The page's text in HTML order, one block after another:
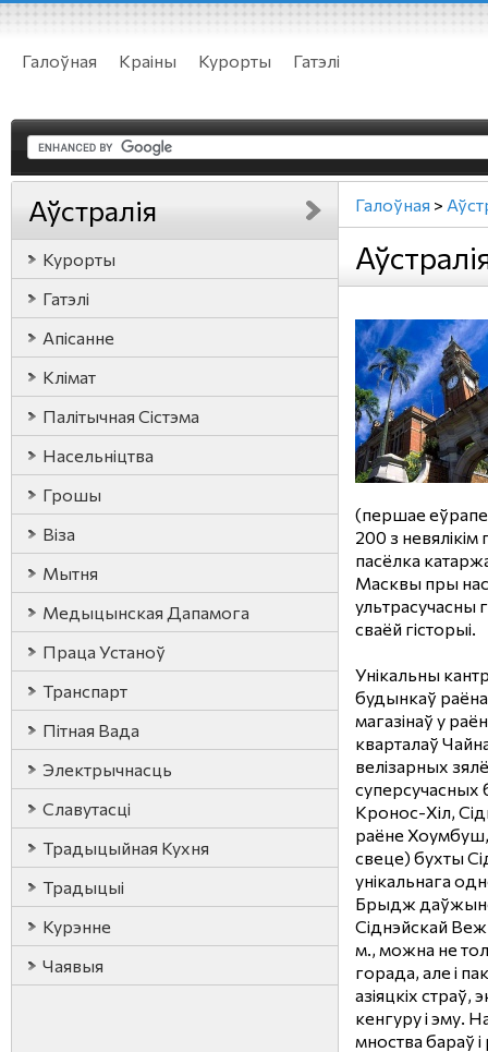
Галоўная Краіны Курорты Гатэлі
Аўстралія
Курорты
Гатэлі
Апісанне
Клімат
Палітычная Сістэма
Насельніцтва
Грошы
Віза
Мытня
Медыцынская Дапамога
Праца Устаноў
Транспарт
Пітная Вада
Электрычнасць
Славутасці
Традыцыйная Кухня
Традыцыі
Курэнне
Чаявыя
Галоўная >
(першае
200 з
пасёлка
Масквы пры
ультрасучасны
сваёй гісторыі.
Унікальны
будынкаў
магазінаў у
кварталаў
велізарных
суперсучасных
Кронос-Хіл,
раёне Хоумбуш,
свеце) бухты
унікальнага
Брыдж
Сіднэйскай
м., можна не
горада, але і
азіяцкіх
кенгуру і эму.
мноства бараў